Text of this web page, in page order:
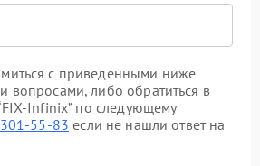
с приведенными ниже
вопросами, либо обратиться в
Infinix” по следующему
55-83 если не нашли ответ на